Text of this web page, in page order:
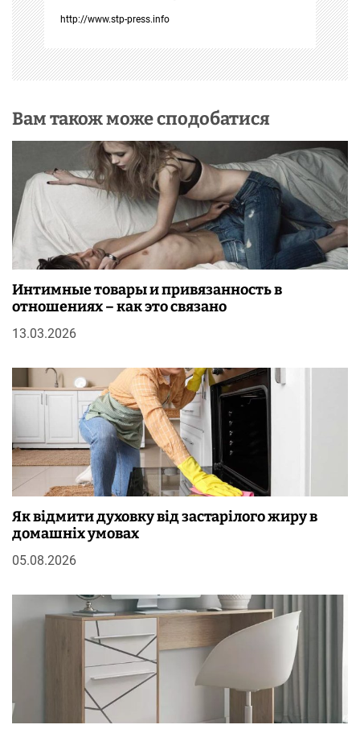
с
і
в
http://www.stp-press.info
Вам також може сподобатися
Интимные товары и привязанность в
отношениях – как это связано
13.03.2026
Як відмити духовку від застарілого жиру в
домашніх умовах
05.08.2026